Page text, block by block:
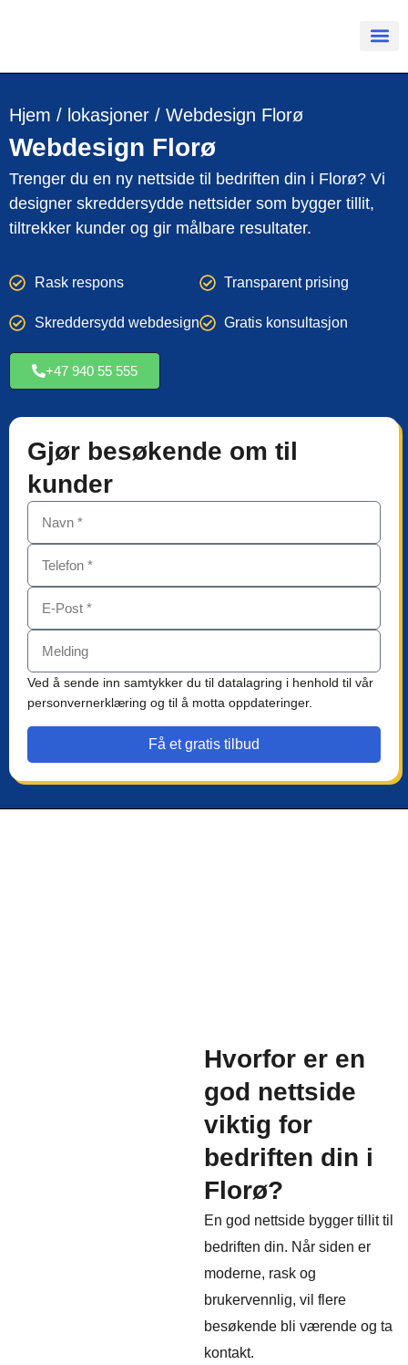
Hjem / lokasjoner / Webdesign Florø
Webdesign Florø
Trenger du en ny nettside til bedriften din i Florø? Vi
designer skreddersydde nettsider som bygger tillit,
tiltrekker kunder og gir målbare resultater.
Rask respons
Skreddersydd webdesign
Transparent prising
Gratis konsultasjon
+47 940 55 555
Gjør besøkende om til
kunder
Ved å sende inn samtykker du til datalagring i henhold til vår
personvernerklæring og til å motta oppdateringer.
Få et gratis tilbud
Hvorfor er en
god nettside
viktig for
bedriften din i
Florø?
En god nettside bygger tillit til
bedriften din. Når siden er
moderne, rask og
brukervennlig, vil flere
besøkende bli værende og ta
kontakt.